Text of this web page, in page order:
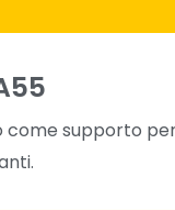
come supporto